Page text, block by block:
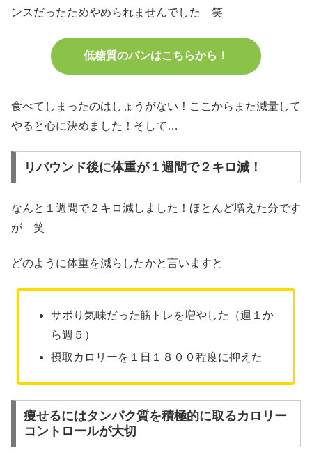
ンスだったためやめられませんでした 笑
低糖質のパンはこちらから！
食べてしまったのはしょうがない！ここからまた減量して
やると心に決めました！そして…
リバウンド後に体重が１週間で２キロ減！
なんと１週間で２キロ減しました！ほとんど増えた分です
が 笑
どのように体重を減らしたかと言いますと
サボり気味だった筋トレを増やした（週１か
ら週５）
摂取カロリーを１日１８００程度に抑えた
痩せるにはタンパク質を積極的に取るカロリー
コントロールが大切